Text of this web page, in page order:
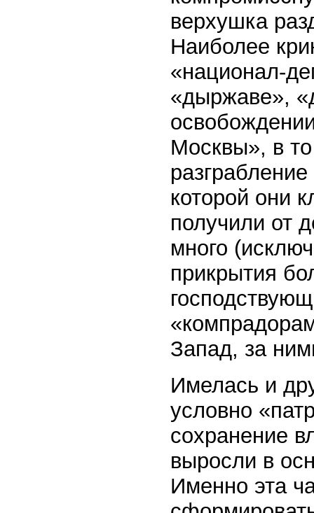
верхушка
Наиболее
«национал-
«дыржаве»,
Москвы», в
которой они
получили от
много
прикрытия
Запад, за
Имелась и
условно
сохранение
выросли в
Именно эта